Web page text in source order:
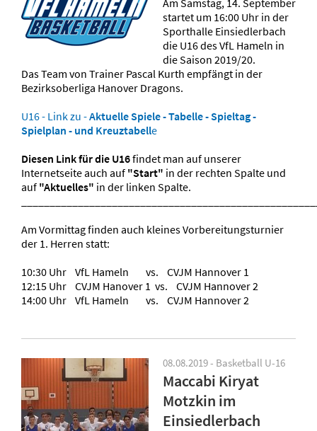
startet um 16:00 Uhr in der
Sporthalle Einsiedlerbach
die U16 des VfL Hameln in
die Saison 2019/20.
Das Team von Trainer Pascal Kurth empfängt in der
Bezirksoberliga Hanover Dragons.
U16 - Link zu -Aktuelle Spiele - Tabelle - Spieltag -
Spielplan - und Kreuztabelle
Diesen Link für die U16findet man auf unserer
Internetseite auch auf "Start" in der rechten Spalte und
auf "Aktuelles" in der linken Spalte.
Am Vormittag finden auch kleines Vorbereitungsturnier
der 1. Herren statt:
10:30 Uhr VfL Hameln vs. CVJM Hannover 1
12:15 Uhr CVJM Hanover 1 vs. CVJM Hannover 2
14:00 Uhr VfL Hameln vs. CVJM Hannover 2
08.08.2019 - Basketball U-16
Maccabi Kiryat
Motzkin im
Einsiedlerbach